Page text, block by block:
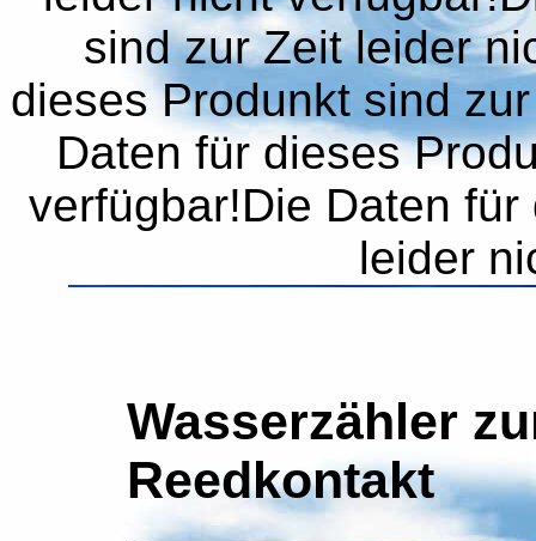
sind zur Zeit leider
dieses Produnkt sind
Daten für dieses
verfügbar!Die Daten
leider
Wasserzähler
Reedkontakt